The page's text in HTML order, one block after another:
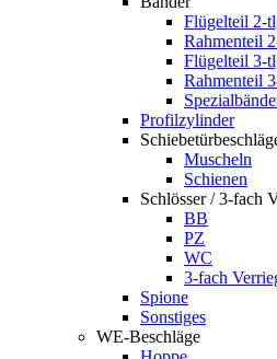
Flügelteil 2-
Rahmenteil
Flügelteil 3-
Rahmenteil
Profilzylinder
Muscheln
Schienen
Schlösser / 3-fach
BB
PZ
WC
3-fach
Spione
Sonstiges
WE-Beschläge